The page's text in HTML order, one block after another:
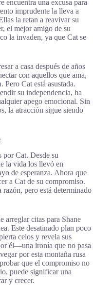
encuentra una excusa para
imprudente la lleva a
la retan a reavivar su
el mejor amigo de su
la invaden, ya que Cat se
a casa después de años
con aquellos que ama,
Pero Cat está asustada.
su independencia, ha
apego emocional. Sin
la atracción sigue siendo
por Cat. Desde su
la vida los llevó en
de esperanza. Ahora que
a Cat de su compromiso.
pero está determinado
arreglar citas para Shane
Este desatinado plan poco
celos y revela sus
él—una ironía que no pasa
por esta montaña rusa
que el compromiso no
puede significar una
y crecer.